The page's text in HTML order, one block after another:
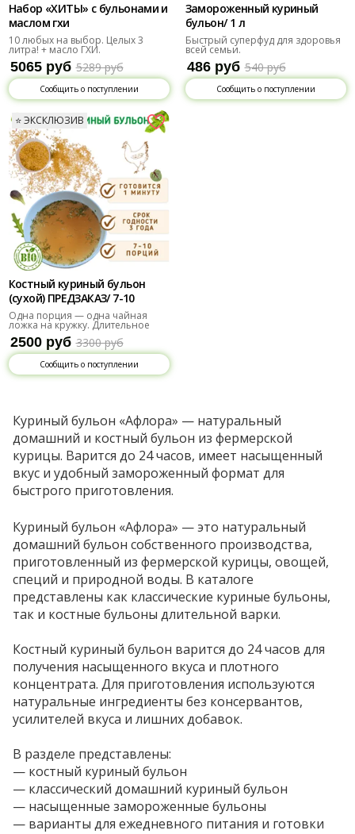
Набор «ХИТЫ» с бульонами и
маслом гхи
10 любых на выбор. Целых 3
литра! + масло ГХИ.
5065 руб 5289 руб
Сообщить о поступлении
Замороженный куриный
бульон/ 1 л
Быстрый суперфуд для здоровья
всей семьи.
486 руб 540 руб
Сообщить о поступлении
⭐️ ЭКСКЛЮЗИВ
Костный куриный бульон
(сухой) ПРЕДЗАКАЗ/ 7-10
порций
Одна порция — одна чайная
ложка на кружку. Длительное
хранение.
2500 руб 3300 руб
Сообщить о поступлении
Куриный бульон «Афлора» — натуральный
домашний и костный бульон из фермерской
курицы. Варится до 24 часов, имеет насыщенный
вкус и удобный замороженный формат для
быстрого приготовления.
Куриный бульон «Афлора» — это натуральный
домашний бульон собственного производства,
приготовленный из фермерской курицы, овощей,
специй и природной воды. В каталоге
представлены как классические куриные бульоны,
так и костные бульоны длительной варки.
Костный куриный бульон варится до 24 часов для
получения насыщенного вкуса и плотного
концентрата. Для приготовления используются
натуральные ингредиенты без консервантов,
усилителей вкуса и лишних добавок.
В разделе представлены:
— костный куриный бульон
— классический домашний куриный бульон
— насыщенные замороженные бульоны
— варианты для ежедневного питания и готовки